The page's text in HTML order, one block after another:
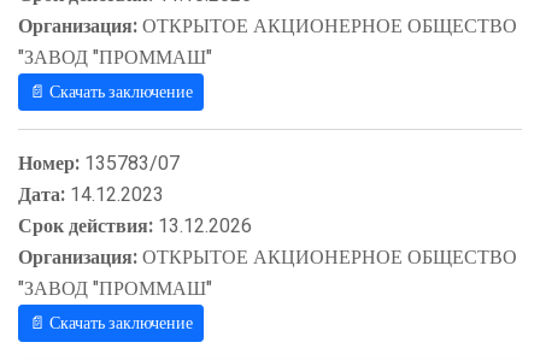
Организация:ОТКРЫТОЕ АКЦИОНЕРНОЕ ОБЩЕСТВО
"ЗАВОД "ПРОММАШ"
📄 Скачать заключение
Номер: 135783/07
Дата: 14.12.2023
Срок действия: 13.12.2026
Организация:ОТКРЫТОЕ АКЦИОНЕРНОЕ ОБЩЕСТВО
"ЗАВОД "ПРОММАШ"
📄 Скачать заключение